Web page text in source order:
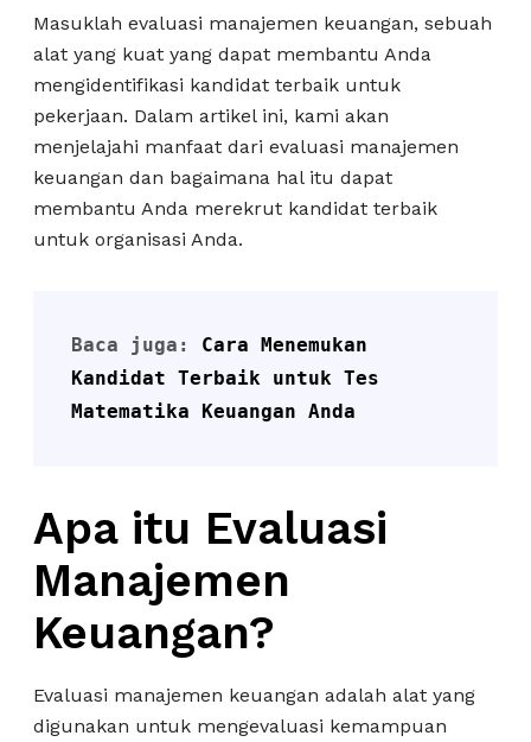
Masuklah evaluasi manajemen keuangan, sebuah
alat yang kuat yang dapat membantu Anda
mengidentifikasi kandidat terbaik untuk
pekerjaan. Dalam artikel ini, kami akan
menjelajahi manfaat dari evaluasi manajemen
keuangan dan bagaimana hal itu dapat
membantu Anda merekrut kandidat terbaik
untuk organisasi Anda.
Baca juga: Cara Menemukan
Kandidat Terbaik untuk Tes
Matematika Keuangan Anda
Apa itu Evaluasi
Manajemen
Keuangan?
Evaluasi manajemen keuangan adalah alat yang
digunakan untuk mengevaluasi kemampuan